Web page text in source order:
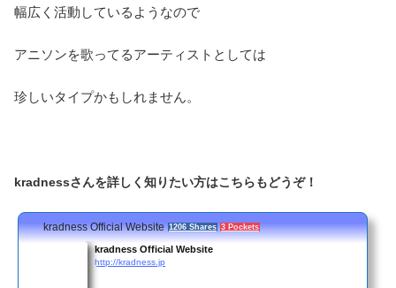
幅広く活動しているようなので
アニソンを歌ってるアーティストとしては
珍しいタイプかもしれません。
kradnessさんを詳しく知りたい方はこちらもどうぞ！
kradness Official Website 1206 Shares 3 Pockets
kradness Official Website
http://kradness.jp